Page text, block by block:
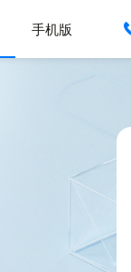
手机版